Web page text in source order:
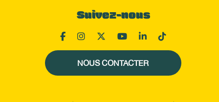
Suivez-nous
NOUS CONTACTER